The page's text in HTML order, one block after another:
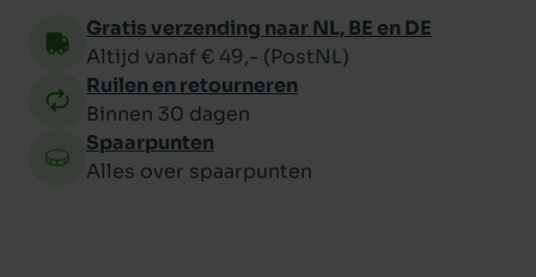
Gratis verzending naar NL, BE en DE
Altijd vanaf € 49,- (PostNL)
Ruilen en retourneren
Binnen 30 dagen
Spaarpunten
Alles over spaarpunten